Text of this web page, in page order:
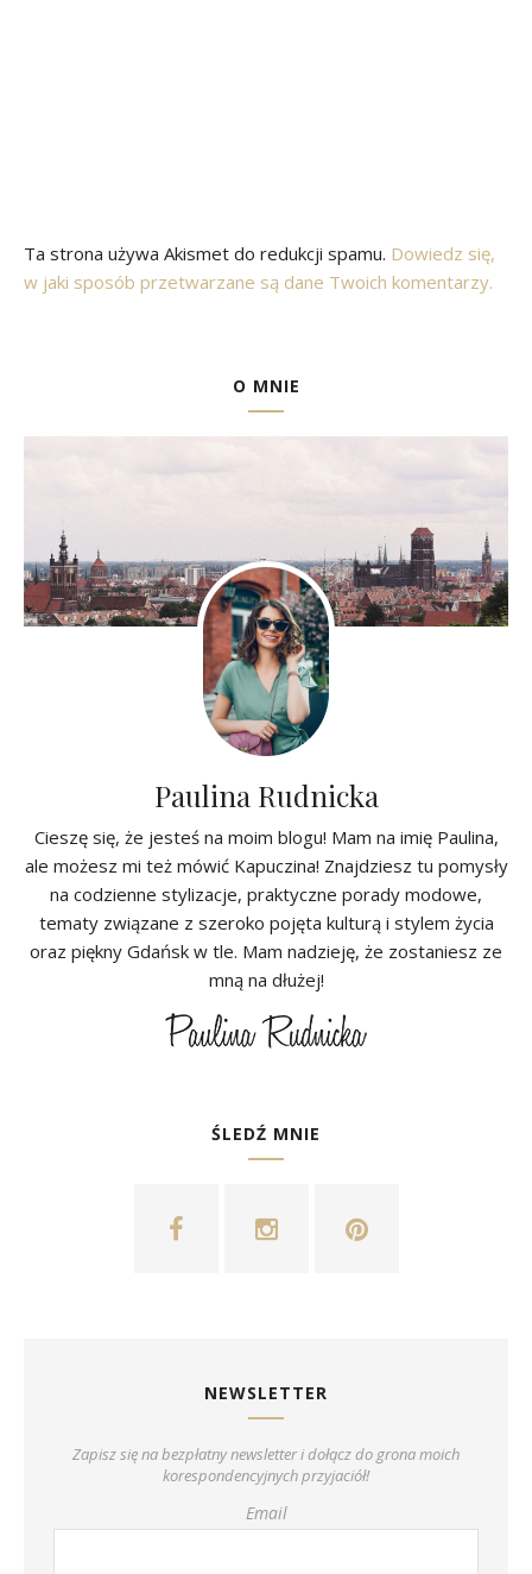
Ta strona używa Akismet do redukcji spamu. Dowiedz się,
w jaki sposób przetwarzane są dane Twoich komentarzy.
O MNIE
Paulina Rudnicka
Cieszę się, że jesteś na moim blogu! Mam na imię Paulina,
ale możesz mi też mówić Kapuczina! Znajdziesz tu pomysły
na codzienne stylizacje, praktyczne porady modowe,
tematy związane z szeroko pojęta kulturą i stylem życia
oraz piękny Gdańsk w tle. Mam nadzieję, że zostaniesz ze
mną na dłużej!
ŚLEDŹ MNIE
NEWSLETTER
Zapisz się na bezpłatny newsletter i dołącz do grona moich
korespondencyjnych przyjaciół!
Email